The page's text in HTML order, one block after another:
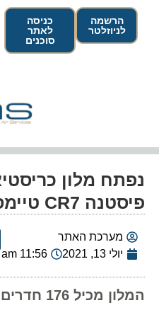
הרשמה
לניוזלטר
כניסה
לאתר
סוכנים
נפתח מלון
פיסטנה CR7 טיימס סקוור
מערכת האתר
יולי 13, 2021
11:56 am